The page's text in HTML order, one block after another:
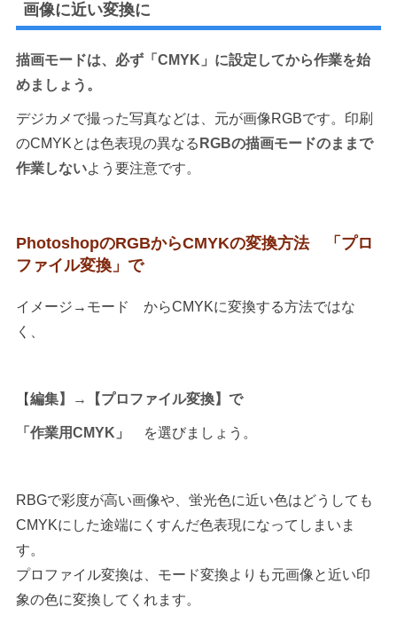
画像に近い変換に
描画モードは、必ず「CMYK」に設定してから作業を始
めましょう。
デジカメで撮った写真などは、元が画像RGBです。印刷
のCMYKとは色表現の異なる RGBの描画モードのままで
作業しないよう要注意です。
PhotoshopのRGBからCMYKの変換方法 「プロ
ファイル変換」で
イメージ→モード からCMYKに変換する方法ではな
く、
【編集】→【プロファイル変換】で
「作業用CMYK」 を選びましょう。
RBGで彩度が高い画像や、蛍光色に近い色はどうしても
CMYKにした途端にくすんだ色表現になってしまいま
す。
プロファイル変換は、モード変換よりも元画像と近い印
象の色に変換してくれます。